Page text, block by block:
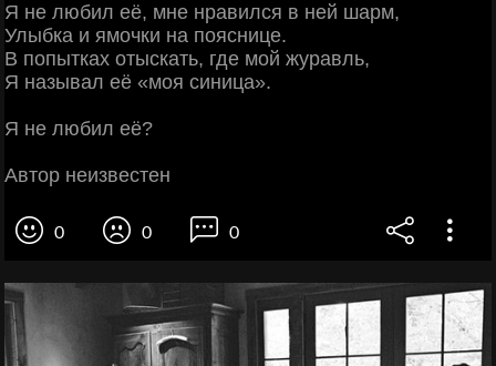
Я не любил её, мне нравился в ней шарм,
Улыбка и ямочки на пояснице.
В попытках отыскать, где мой журавль,
Я называл её «моя синица».
Я не любил её?
Автор неизвестен
0 0 0